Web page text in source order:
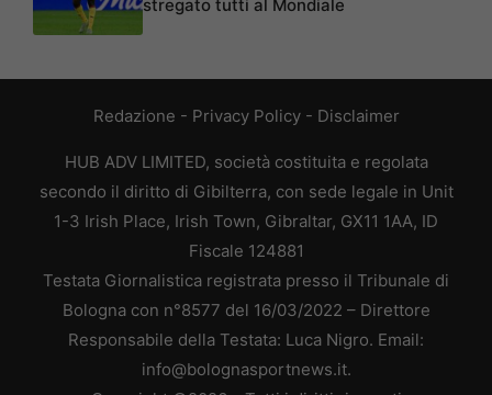
stregato tutti al Mondiale
Redazione - Privacy Policy- Disclaimer
HUB ADV LIMITED, società costituita e regolata
secondo il diritto di Gibilterra, con sede legale in Unit
1-3 Irish Place, Irish Town, Gibraltar, GX11 1AA, ID
Fiscale 124881
Testata Giornalistica registrata presso il Tribunale di
Bologna con n°8577 del 16/03/2022 – Direttore
Responsabile della Testata: Luca Nigro. Email:
info@bolognasportnews.it.